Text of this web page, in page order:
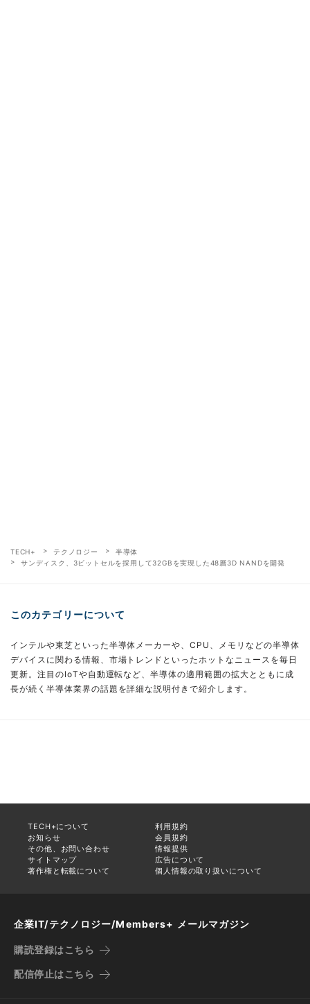
TECH+ テクノロジー
半導体
サンディスク、3ビットセルを採用して32GBを実現した48層3D NANDを開発
このカテゴリーについて
インテルや東芝といった半導体メーカーや、CPU、メモリなどの半導体
デバイスに関わる情報、市場トレンドといったホットなニュースを毎日
更新。注目のIoTや自動運転など、半導体の適用範囲の拡大とともに成
長が続く半導体業界の話題を詳細な説明付きで紹介します。
TECH+について
利用規約
お知らせ
会員規約
その他、お問い合わせ
情報提供
サイトマップ
広告について
著作権と転載について
個人情報の取り扱いについて
企業IT/テクノロジー/Members+ メールマガジン
購読登録はこちら
配信停止はこちら